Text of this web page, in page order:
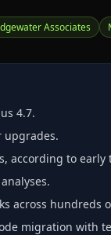
Associates
4.7.
upgrades.
according to early
across hundreds
migration with